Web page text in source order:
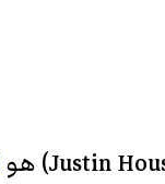
Justin)‏ هو